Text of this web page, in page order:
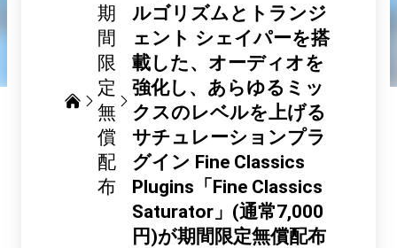
期
間
限
定
無
償
配
布
ルゴリズムとトランジ
ェント シェイパーを搭
載した、オーディオを
強化し、あらゆるミッ
クスのレベルを上げる
サチュレーションプラ
グイン Fine Classics
Plugins「Fine Classics
Saturator」(通常7,000
円)が期間限定無償配布